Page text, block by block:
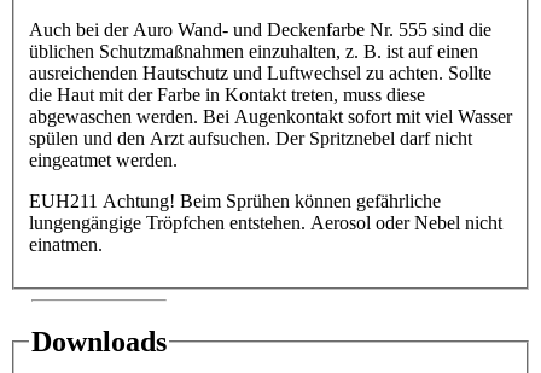
Auch bei der Auro Wand- und Deckenfarbe Nr. 555 sind die
üblichen Schutzmaßnahmen einzuhalten, z. B. ist auf einen
ausreichenden Hautschutz und Luftwechsel zu achten. Sollte
die Haut mit der Farbe in Kontakt treten, muss diese
abgewaschen werden. Bei Augenkontakt sofort mit viel Wasser
spülen und den Arzt aufsuchen. Der Spritznebel darf nicht
eingeatmet werden.
EUH211 Achtung! Beim Sprühen können gefährliche
lungengängige Tröpfchen entstehen. Aerosol oder Nebel nicht
einatmen.
Downloads